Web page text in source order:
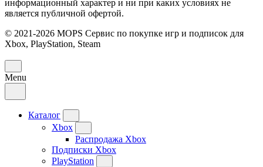
информационный характер и ни при каких условиях не
является публичной офертой.
© 2021-2026 MOPS Сервис по покупке игр и подписок для
Xbox, PlayStation, Steam
Menu
Каталог
Xbox
Распродажа Xbox
Подписки Xbox
PlayStation